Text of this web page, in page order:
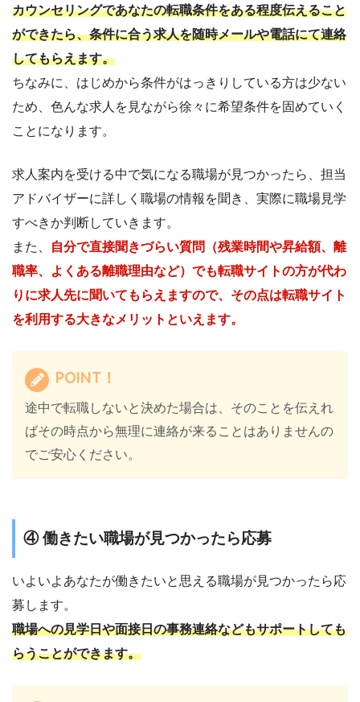
カウンセリングであなたの転職条件をある程度伝えること
ができたら、条件に合う求人を随時メールや電話にて連絡
してもらえます。
ちなみに、はじめから条件がはっきりしている方は少ない
ため、色んな求人を見ながら徐々に希望条件を固めていく
ことになります。
求人案内を受ける中で気になる職場が見つかったら、担当
アドバイザーに詳しく職場の情報を聞き、実際に職場見学
すべきか判断していきます。
また、
自分で直接聞きづらい質問（残業時間や昇給額、離
職率、よくある離職理由など）でも転職サイトの方が代わ
りに求人先に聞いてもらえますので、その点は転職サイト
を利用する大きなメリットといえます。
POINT！
途中で転職しないと決めた場合は、そのことを伝えれ
ばその時点から無理に連絡が来ることはありませんの
でご安心ください。
④ 働きたい職場が見つかったら応募
いよいよあなたが働きたいと思える職場が見つかったら応
募します。
職場への見学日や面接日の事務連絡などもサポートしても
らうことができます。